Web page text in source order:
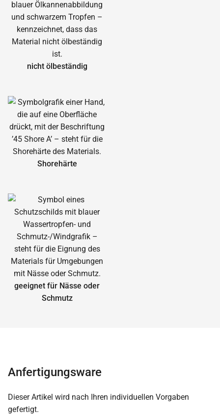
nicht ölbeständig
Shorehärte
geeignet für Nässe oder
Schmutz
Anfertigungsware
Dieser Artikel wird nach Ihren individuellen Vorgaben
gefertigt.